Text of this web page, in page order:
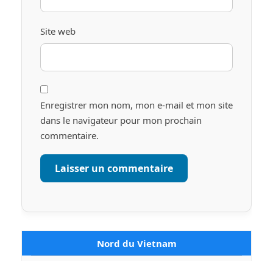
Site web
Enregistrer mon nom, mon e-mail et mon site
dans le navigateur pour mon prochain
commentaire.
Nord du Vietnam